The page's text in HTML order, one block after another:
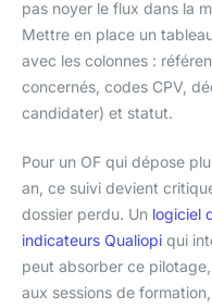
pas noyer le flux dans la
Mettre en place un
avec les colonnes :
concernés, codes CPV,
candidater) et statut.
Pour un OF qui dépose
an, ce suivi devient
dossier perdu. Un logiciel
indicateurs Qualiopi qui
peut absorber ce
aux sessions de